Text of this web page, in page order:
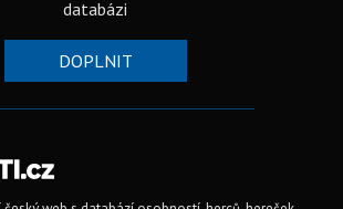
databázi
DOPLNIT